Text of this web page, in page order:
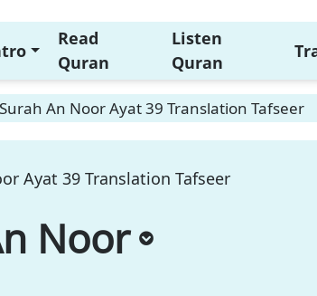
Read
Quran
Listen
Quran
Surah An Noor Ayat 39 Translation Tafseer
Ayat 39 Translation Tafseer
Noor